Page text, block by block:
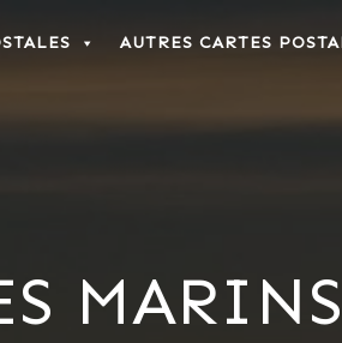
AUTRES CARTES